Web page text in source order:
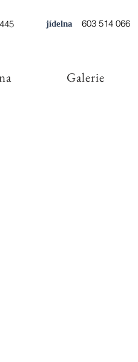
jídelna 603 514 066
Galerie